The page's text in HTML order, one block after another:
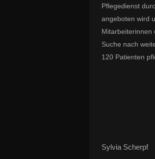
Pflegedienst
angeboten wird
Mitarbeiterinnen
Suche nach
120 Patienten
Sylvia Scherpf